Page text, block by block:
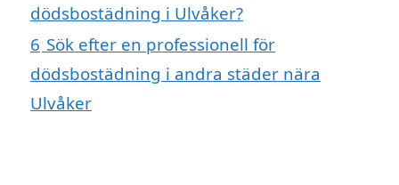
dödsbostädning i Ulvåker?
6 Sök efter en professionell för
dödsbostädning i andra städer nära
Ulvåker